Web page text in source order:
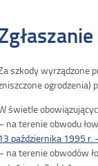
szkody wyrządzone
ogrodzenia)
świetle
na terenie obwodu
października 1995 r.
na terenie obwodów